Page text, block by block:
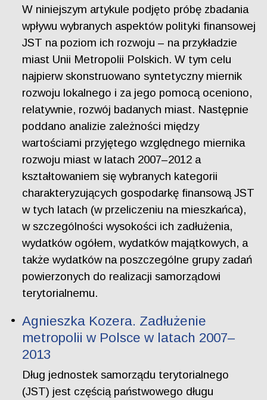
W niniejszym artykule podjęto próbę zbadania
wpływu wybranych aspektów polityki finansowej
JST na poziom ich rozwoju – na przykładzie
miast Unii Metropolii Polskich. W tym celu
najpierw skonstruowano syntetyczny miernik
rozwoju lokalnego i za jego pomocą oceniono,
relatywnie, rozwój badanych miast. Następnie
poddano analizie zależności między
wartościami przyjętego względnego miernika
rozwoju miast w latach 2007–2012 a
kształtowaniem się wybranych kategorii
charakteryzujących gospodarkę finansową JST
w tych latach (w przeliczeniu na mieszkańca),
w szczególności wysokości ich zadłużenia,
wydatków ogółem, wydatków majątkowych, a
także wydatków na poszczególne grupy zadań
powierzonych do realizacji samorządowi
terytorialnemu.
Agnieszka Kozera. Zadłużenie
metropolii w Polsce w latach 2007–
2013
Dług jednostek samorządu terytorialnego
(JST) jest częścią państwowego długu